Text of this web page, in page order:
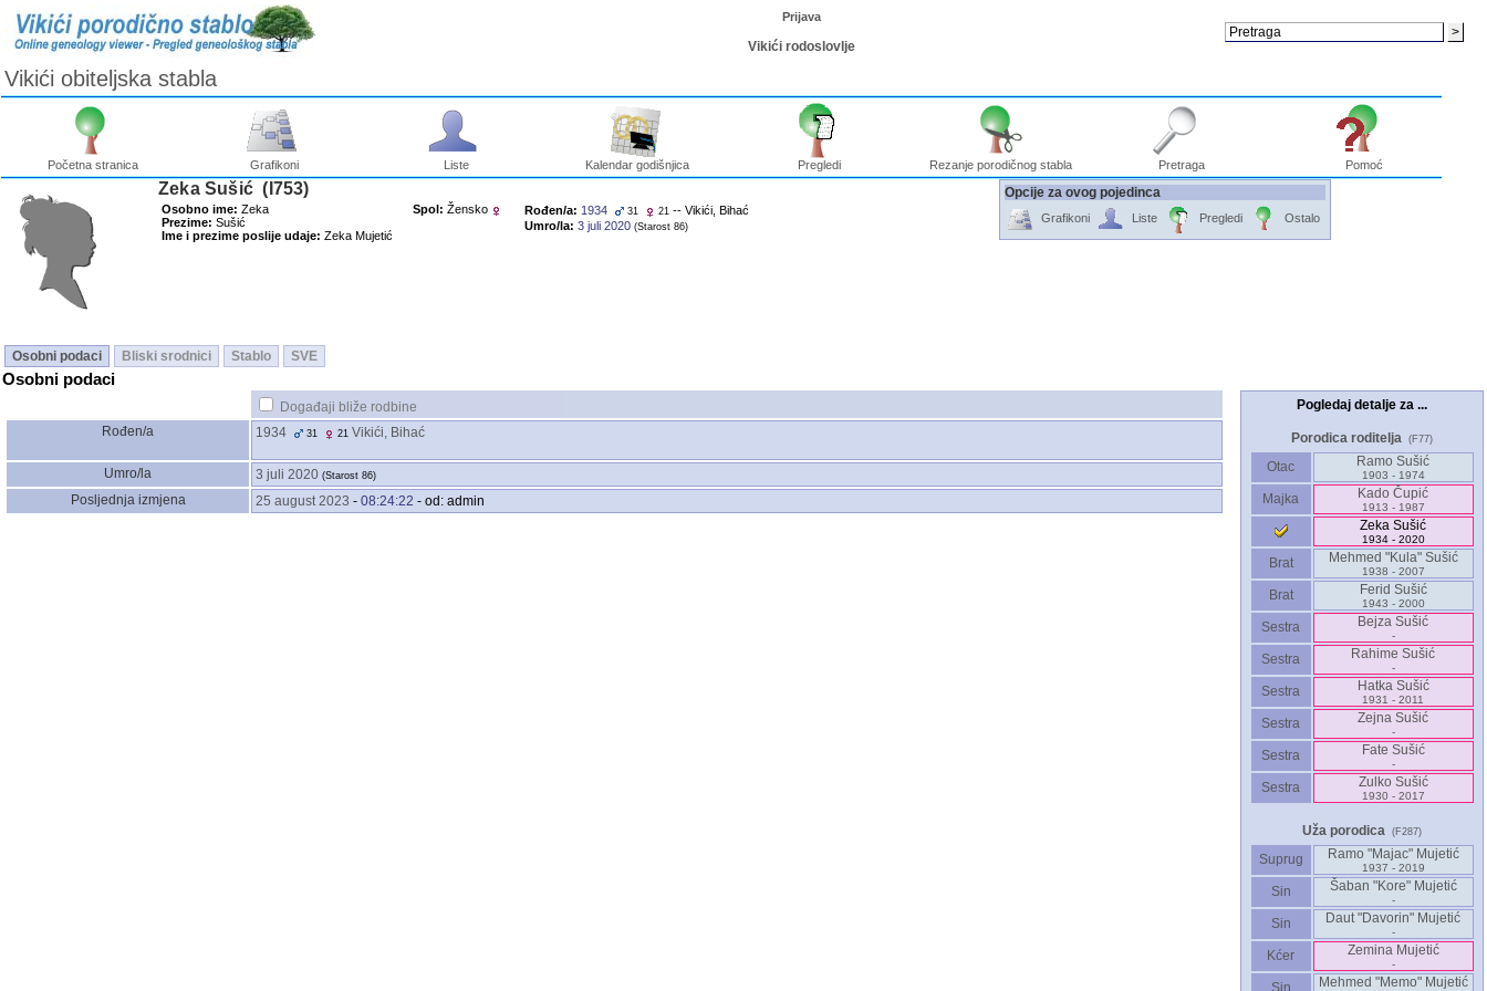
Prijava
Vikići rodoslovlje
Vikići obiteljska stabla
Početna stranica Grafikoni Liste Kalendar godišnjica Pregledi Rezanje porodičnog stabla Pretraga Pomoć
Zeka Sušić ‎(I753)‎
Osobno ime: Zeka
Prezime: Sušić
Ime i prezime poslije udaje: Zeka Mujetić
Spol: Žensko Rođen/a: 1934 31 21 -- Vikići, Bihać
Umro/la: 3 juli 2020 ‎(Starost 86)‎
Opcije za ovog pojedinca
Grafikoni Liste Pregledi Ostalo
Osobni podaci Bliski srodnici Stablo SVE
Osobni podaci
Događaji bliže rodbine
Rođen/a
1934 31 21 Vikići, Bihać
Umro/la 3 juli 2020 ‎(Starost 86)‎
Posljednja izmjena 25 august 2023 - 08:24:22 - od: admin
Pogledaj detalje za ...
Porodica roditelja (F77)
Otac Ramo Sušić
1903 - 1974
Majka Kado Čupić
1913 - 1987
Zeka Sušić
1934 - 2020
Brat Mehmed "Kula" Sušić
1938 - 2007
Brat Ferid Sušić
1943 - 2000
Sestra Bejza Sušić
-
Sestra Rahime Sušić
-
Sestra Hatka Sušić
1931 - 2011
Sestra Zejna Sušić
-
Sestra Fate Sušić
-
Sestra Zulko Sušić
1930 - 2017
Uža porodica (F287)
Suprug Ramo "Majac" Mujetić
1937 - 2019
Sin Šaban "Kore" Mujetić
-
Sin Daut "Davorin" Mujetić
-
Kćer Zemina Mujetić
-
Sin Mehmed "Memo" Mujetić